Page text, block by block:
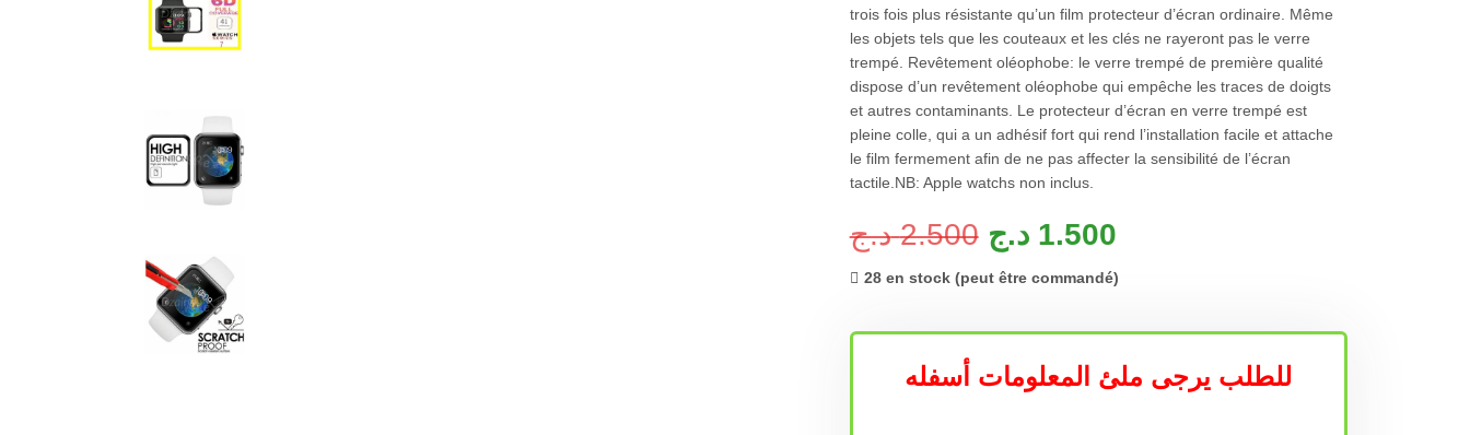
trois fois plus résistante qu’un film protecteur d’écran ordinaire. Même
les objets tels que les couteaux et les clés ne rayeront pas le verre
trempé. Revêtement oléophobe: le verre trempé de première qualité
dispose d’un revêtement oléophobe qui empêche les traces de doigts
et autres contaminants. Le protecteur d’écran en verre trempé est
pleine colle, qui a un adhésif fort qui rend l’installation facile et attache
le film fermement afin de ne pas affecter la sensibilité de l’écran
tactile.NB: Apple watchs non inclus.
2.500 د.ج 1.500 د.ج
28 en stock (peut être commandé)
للطلب يرجى ملئ المعلومات أسفله